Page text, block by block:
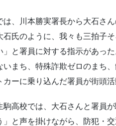
は、川本勝実署長から大石さ
石氏のように、我々も三拍子
」と署員に対する指示があっ
まち、特殊詐欺ゼロのまち
ーに乗り込んだ署員が街頭活
駒高校では、大石さんと署員
と声を掛けながら、防犯・交